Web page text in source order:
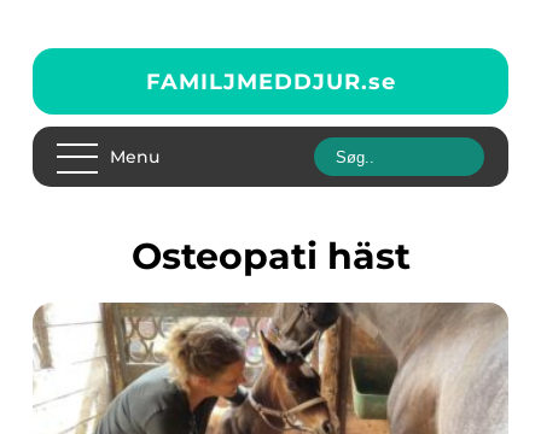
FAMILJMEDDJUR.se
Menu
osteopati häst